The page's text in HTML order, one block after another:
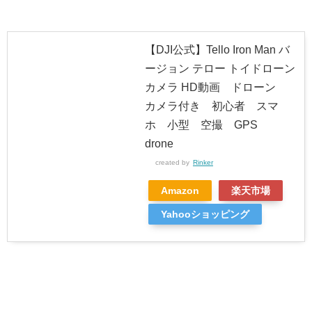
【DJI公式】Tello Iron Man バ
ージョン テロー トイドローン
カメラ HD動画 ドローン
カメラ付き 初心者 スマ
ホ 小型 空撮 GPS
drone
created by Rinker
Amazon 楽天市場
Yahooショッピング